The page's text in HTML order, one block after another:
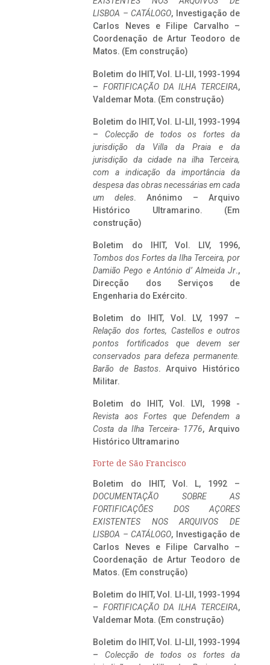
LISBOA – CATÁLOGO, Investigação de
Carlos Neves e Filipe Carvalho –
Coordenação de Artur Teodoro de
Matos. (Em construção)
Boletim do IHIT, Vol. LI-LII, 1993-1994
– FORTIFICAÇÃO DA ILHA TERCEIRA,
Valdemar Mota. (Em construção)
Boletim do IHIT, Vol. LI-LII, 1993-1994
– Colecção de todos os fortes da
jurisdição da Villa da Praia e da
jurisdição da cidade na ilha Terceira,
com a indicação da importância da
despesa das obras necessárias em cada
um deles. Anónimo – Arquivo
Histórico Ultramarino. (Em
construção)
Boletim do IHIT, Vol. LIV, 1996,
Tombos dos Fortes da Ilha Terceira, por
Damião Pego e António d’ Almeida Jr.,
Direcção dos Serviços de
Engenharia do Exército.
Boletim do IHIT, Vol. LV, 1997 –
Relação dos fortes, Castellos e outros
pontos fortificados que devem ser
conservados para defeza permanente.
Barão de Bastos. Arquivo Histórico
Militar.
Boletim do IHIT, Vol. LVI, 1998 -
Revista aos Fortes que Defendem a
Costa da Ilha Terceira- 1776, Arquivo
Histórico Ultramarino
Forte de São Francisco
Boletim do IHIT, Vol. L, 1992 –
DOCUMENTAÇÃO SOBRE AS
FORTIFICAÇÕES DOS AÇORES
EXISTENTES NOS ARQUIVOS DE
LISBOA – CATÁLOGO, Investigação de
Carlos Neves e Filipe Carvalho –
Coordenação de Artur Teodoro de
Matos. (Em construção)
Boletim do IHIT, Vol. LI-LII, 1993-1994
– FORTIFICAÇÃO DA ILHA TERCEIRA,
Valdemar Mota. (Em construção)
Boletim do IHIT, Vol. LI-LII, 1993-1994
– Colecção de todos os fortes da